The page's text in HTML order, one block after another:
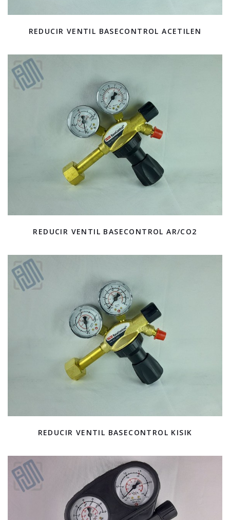
REDUCIR VENTIL BASECONTROL ACETILEN
REDUCIR VENTIL BASECONTROL AR/CO2
REDUCIR VENTIL BASECONTROL KISIK